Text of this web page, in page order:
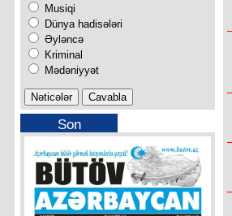
Musiqi
Dünya hadisələri
Əyləncə
Kriminal
Mədəniyyət
Son
buraxılışımız